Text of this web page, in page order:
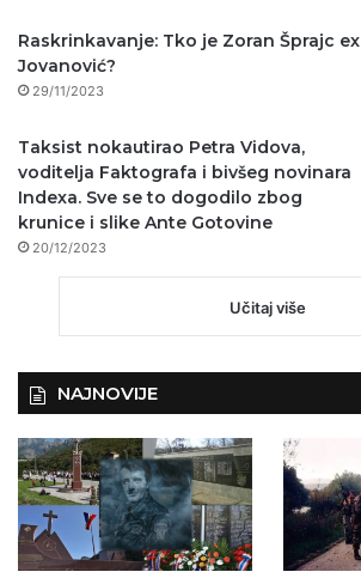
Raskrinkavanje: Tko je Zoran Šprajc ex
Jovanović?
29/11/2023
Taksist nokautirao Petra Vidova,
voditelja Faktografa i bivšeg novinara
Indexa. Sve se to dogodilo zbog
krunice i slike Ante Gotovine
20/12/2023
Učitaj više
NAJNOVIJE